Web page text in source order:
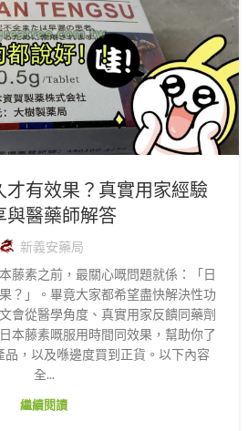
才有效果？真實用家經驗
與醫藥師解答
新義安藥局
藤素之前，最關心嘅問題就係：「日
？」。畢竟大家都希望盡快解決性功
會從醫學角度、真實用家反饋同藥劑
本藤素嘅服用時間同效果，幫助你了
，以及喺邊度買到正貨。以下內容
全...
繼續閱讀